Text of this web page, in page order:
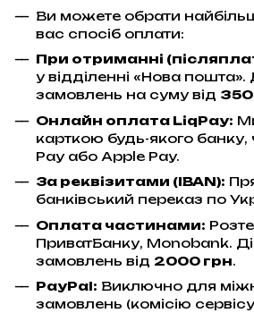
Ви можете обрати
вас спосіб оплати:
При отриманні
у відділенні «Нова
замовлень на суму від 350
Онлайн оплата LiqPay:
карткою будь-якого банку,
Pay або Apple Pay.
За реквізитами (IBAN):
банківський переказ по
Оплата частинами:
ПриватБанку, Monobank.
замовлень від 2000 грн.
PayPal: Виключно для
замовлень (комісію